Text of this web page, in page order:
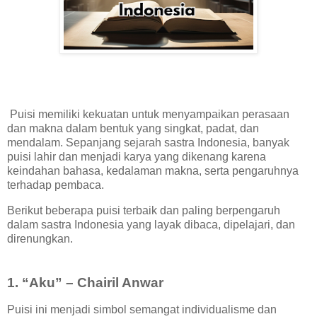
Puisi memiliki kekuatan untuk menyampaikan perasaan
dan makna dalam bentuk yang singkat, padat, dan
mendalam. Sepanjang sejarah sastra Indonesia, banyak
puisi lahir dan menjadi karya yang dikenang karena
keindahan bahasa, kedalaman makna, serta pengaruhnya
terhadap pembaca.
Berikut beberapa puisi terbaik dan paling berpengaruh
dalam sastra Indonesia yang layak dibaca, dipelajari, dan
direnungkan.
1. “Aku” – Chairil Anwar
Puisi ini menjadi simbol semangat individualisme dan